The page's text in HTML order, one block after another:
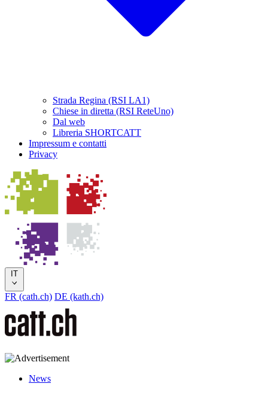
Strada Regina (RSI LA1)
Chiese in diretta (RSI ReteUno)
Dal web
Libreria SHORTCATT
Impressum e contatti
Privacy
IT
FR (cath.ch) DE (kath.ch)
News